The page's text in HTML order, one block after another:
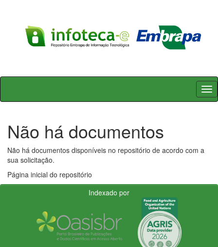
Skip
Não há documentos
Não há documentos disponíveis no repositório de acordo com a
sua solicitação.
Página inicial do repositório
Indexado por